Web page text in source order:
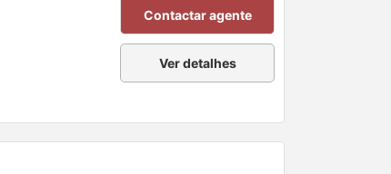
Contactar agente
Ver detalhes